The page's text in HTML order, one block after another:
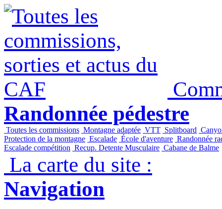
Randonnée pédestre
Toutes les commissions Montagne adaptée VTT Splitboard
Protection de la montagne Escalade École d'aventure Randonnée
Escalade compétition Recup. Detente Musculaire Cabane de Balme
La carte du site :
Navigation
Panneau de gestion des cookies